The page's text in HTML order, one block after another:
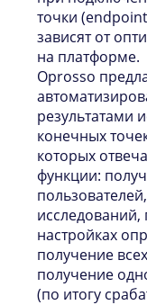
точки
зависят от
на платформе.
Oprosso
результатами
конечных
которых
функции:
настройках
получение
получение
(по итогу